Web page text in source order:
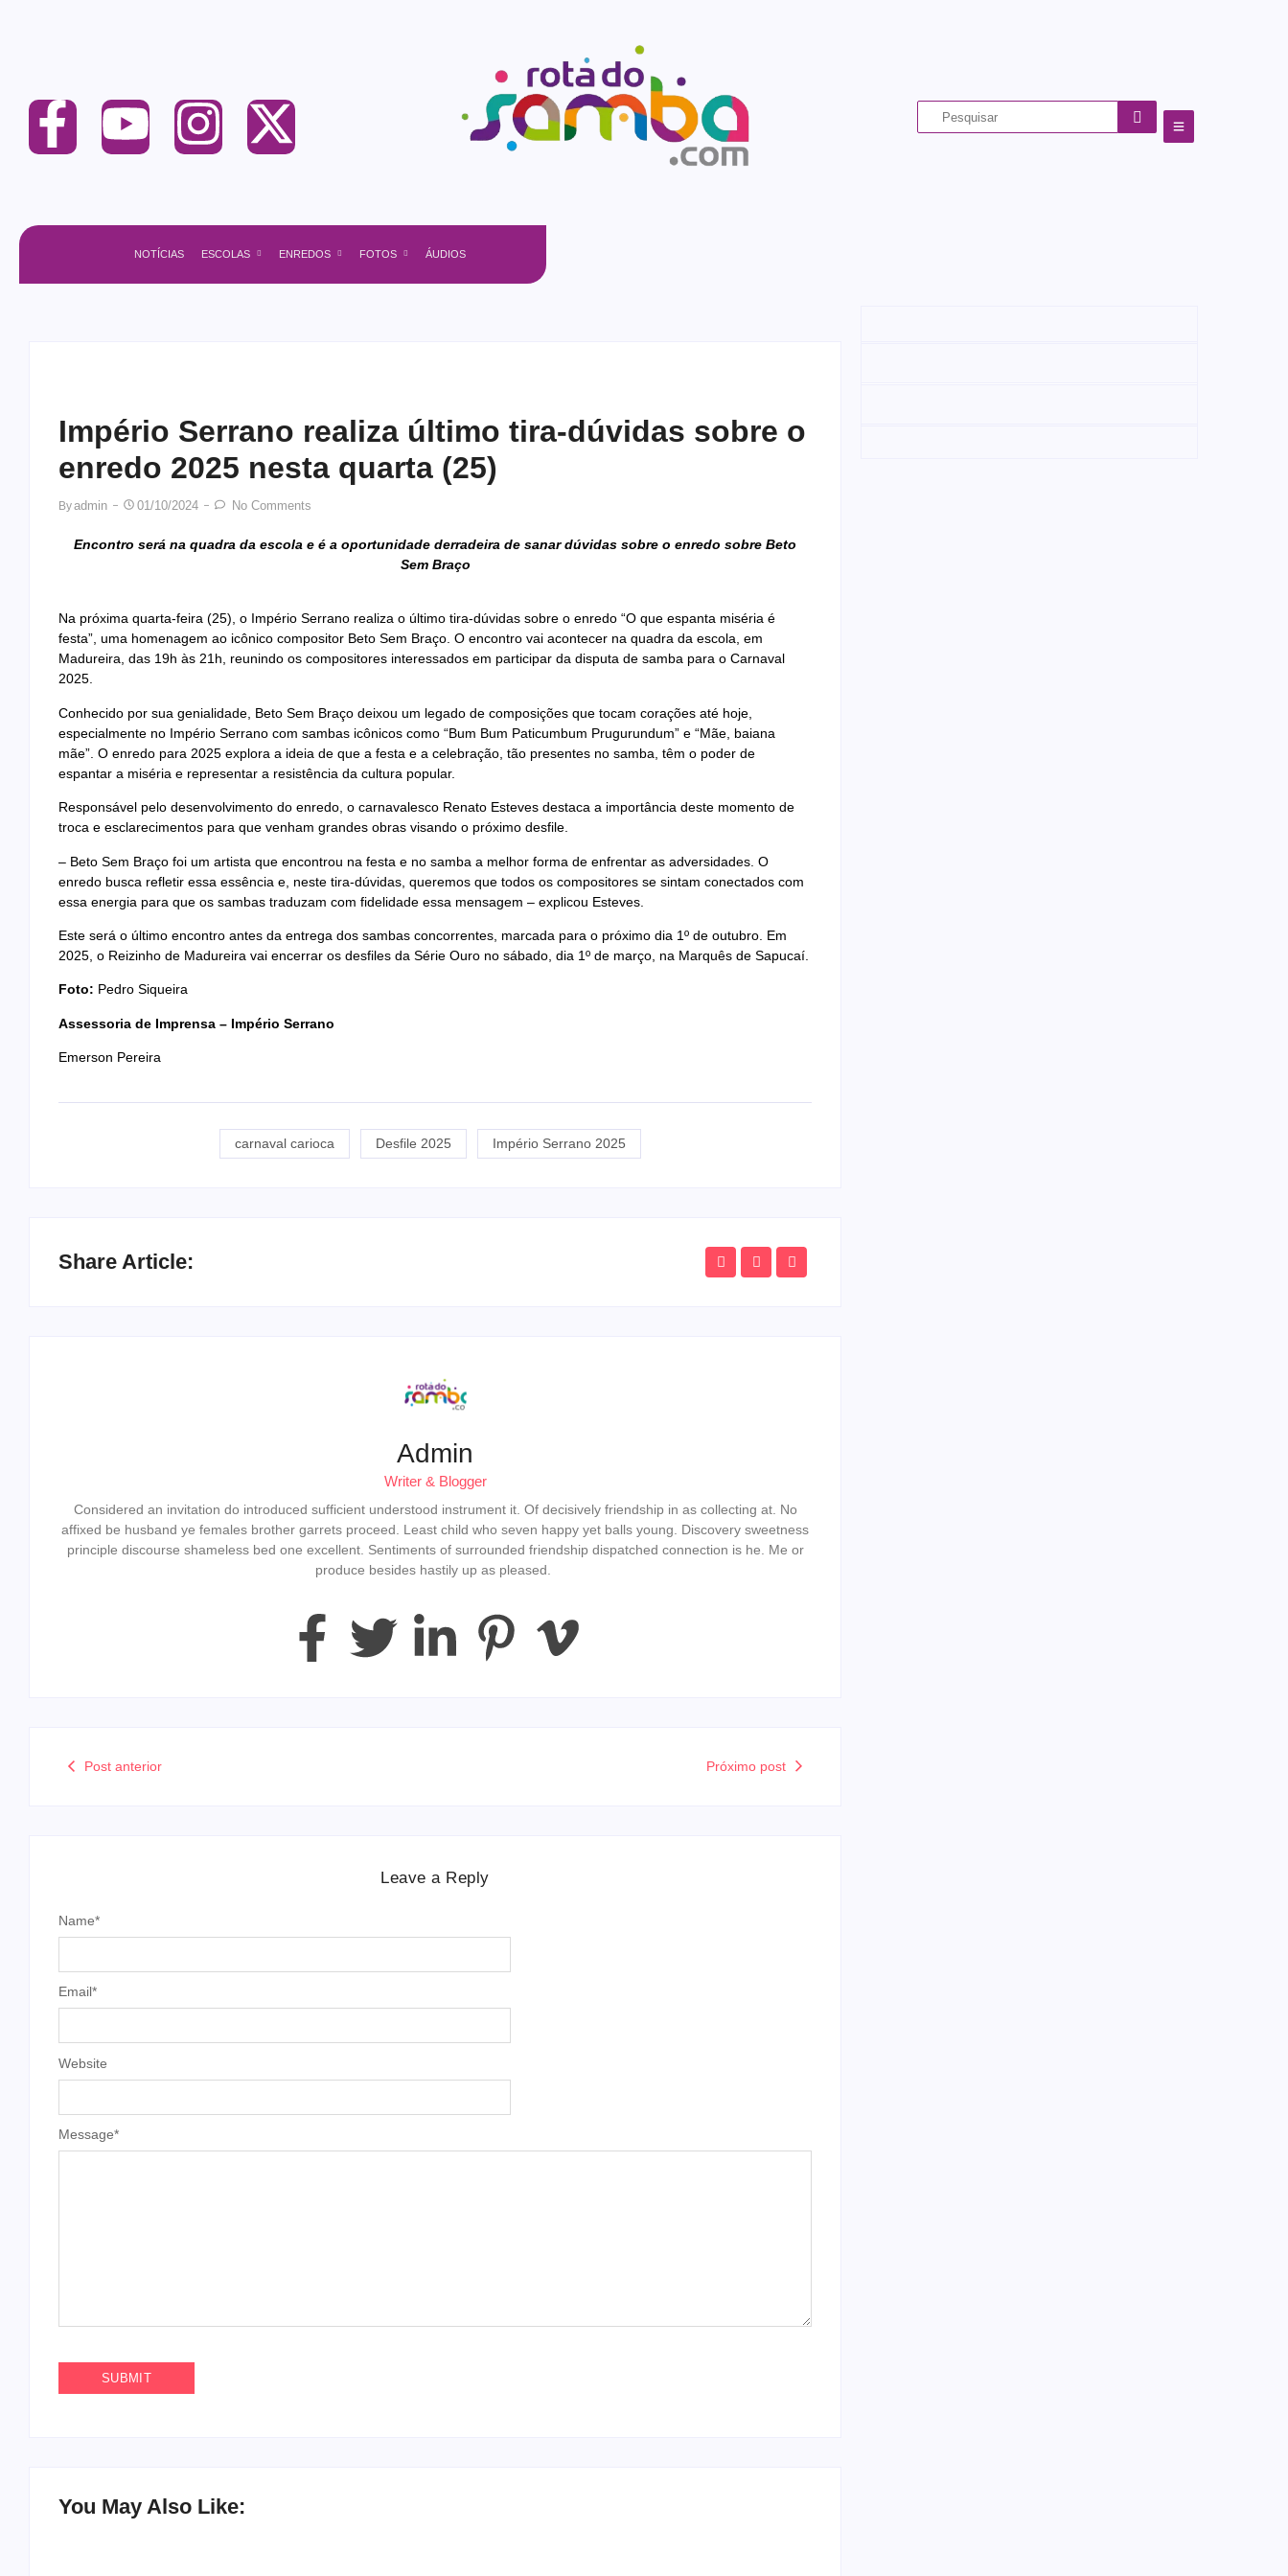
NOTÍCIAS ESCOLAS ENREDOS FOTOS ÁUDIOS
Império Serrano realiza último tira-dúvidas sobre o
enredo 2025 nesta quarta (25)
ByAdmin 01/10/2024 No Comments
Encontro será na quadra da escola e é a oportunidade derradeira de sanar dúvidas sobre o enredo sobre Beto
Sem Braço
Na próxima quarta-feira (25), o Império Serrano realiza o último tira-dúvidas sobre o enredo “O que espanta miséria é
festa”, uma homenagem ao icônico compositor Beto Sem Braço. O encontro vai acontecer na quadra da escola, em
Madureira, das 19h às 21h, reunindo os compositores interessados em participar da disputa de samba para o Carnaval
2025.
Conhecido por sua genialidade, Beto Sem Braço deixou um legado de composições que tocam corações até hoje,
especialmente no Império Serrano com sambas icônicos como “Bum Bum Paticumbum Prugurundum” e “Mãe, baiana
mãe”. O enredo para 2025 explora a ideia de que a festa e a celebração, tão presentes no samba, têm o poder de
espantar a miséria e representar a resistência da cultura popular.
Responsável pelo desenvolvimento do enredo, o carnavalesco Renato Esteves destaca a importância deste momento de
troca e esclarecimentos para que venham grandes obras visando o próximo desfile.
– Beto Sem Braço foi um artista que encontrou na festa e no samba a melhor forma de enfrentar as adversidades. O
enredo busca refletir essa essência e, neste tira-dúvidas, queremos que todos os compositores se sintam conectados com
essa energia para que os sambas traduzam com fidelidade essa mensagem – explicou Esteves.
Este será o último encontro antes da entrega dos sambas concorrentes, marcada para o próximo dia 1º de outubro. Em
2025, o Reizinho de Madureira vai encerrar os desfiles da Série Ouro no sábado, dia 1º de março, na Marquês de Sapucaí.
Foto: Pedro Siqueira
Assessoria de Imprensa – Império Serrano
Emerson Pereira
carnaval carioca Desfile 2025 Império Serrano 2025
Share Article:
Admin
Writer & Blogger
Considered an invitation do introduced sufficient understood instrument it. Of decisively friendship in as collecting at. No
affixed be husband ye females brother garrets proceed. Least child who seven happy yet balls young. Discovery sweetness
principle discourse shameless bed one excellent. Sentiments of surrounded friendship dispatched connection is he. Me or
produce besides hastily up as pleased.
Post anterior Próximo post
Leave a Reply
Message*
Name*
Email*
Website
You May Also Like: